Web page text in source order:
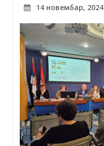
14 новембар, 2024